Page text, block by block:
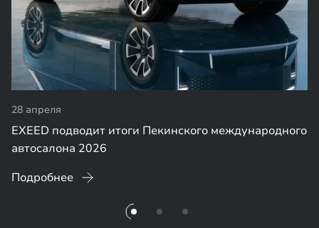
28 апреля
EXEED подводит итоги Пекинского международного
автосалона 2026
Подробнее